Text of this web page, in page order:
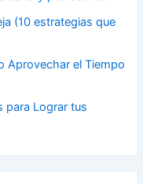
(10 estrategias que
Aprovechar el Tiempo
para Lograr tus